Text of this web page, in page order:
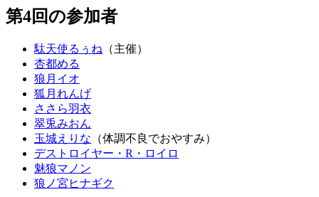
第4回の参加者
駄天使るぅね （主催）
杏都める
狼月イオ
狐月れんげ
ささら羽衣
翠兎みおん
玉城えりな （体調不良でおやすみ）
デストロイヤー・R・ロイロ
魅狼マノン
狼ノ宮ヒナギク